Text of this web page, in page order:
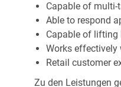
Capable of multi-
Able to respond
Capable of lifting
Works effectively
Retail customer
Zu den Leistungen